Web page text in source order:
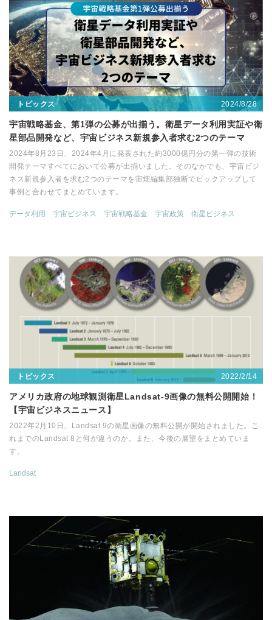
トピックス 2024/8/28
宇宙戦略基金、第1弾の公募が出揃う。衛星データ利用実証や衛
星部品開発など、宇宙ビジネス新規参入者求む2つのテーマ
2024年8月23日、2024年4月に発表された約3000億円分の第一弾の技術
開発テーマすべてにおいて公募が出揃いました。そのなかでも、宇宙ビジ
ネス新規参入者を求む2つのテーマを宙畑編集部独断でピックアップして
事例と合わせてまとめています。
データ利用 宇宙ビジネス 宇宙戦略基金 宇宙政策 衛星ビジネス
トピックス 2022/2/14
アメリカ政府の地球観測衛星Landsat-9画像の無料公開開始！
【宇宙ビジネスニュース】
2022年2月10日、Landsat 9の衛星画像の無料公開が開始されました。こ
れまでのLandsat 8と何が違うのか。また、今後の展望をまとめていま
す。
Landsat